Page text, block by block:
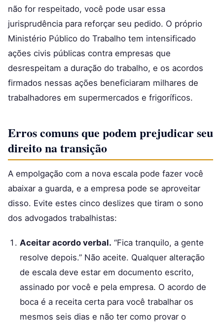
não for respeitado, você pode usar essa
jurisprudência para reforçar seu pedido. O próprio
Ministério Público do Trabalho tem intensificado
ações civis públicas contra empresas que
desrespeitam a duração do trabalho, e os acordos
firmados nessas ações beneficiaram milhares de
trabalhadores em supermercados e frigoríficos.
Erros comuns que podem prejudicar seu
direito na transição
A empolgação com a nova escala pode fazer você
abaixar a guarda, e a empresa pode se aproveitar
disso. Evite estes cinco deslizes que tiram o sono
dos advogados trabalhistas:
Aceitar acordo verbal. “Fica tranquilo, a gente
resolve depois.” Não aceite. Qualquer alteração
de escala deve estar em documento escrito,
assinado por você e pela empresa. O acordo de
boca é a receita certa para você trabalhar os
mesmos seis dias e não ter como provar o